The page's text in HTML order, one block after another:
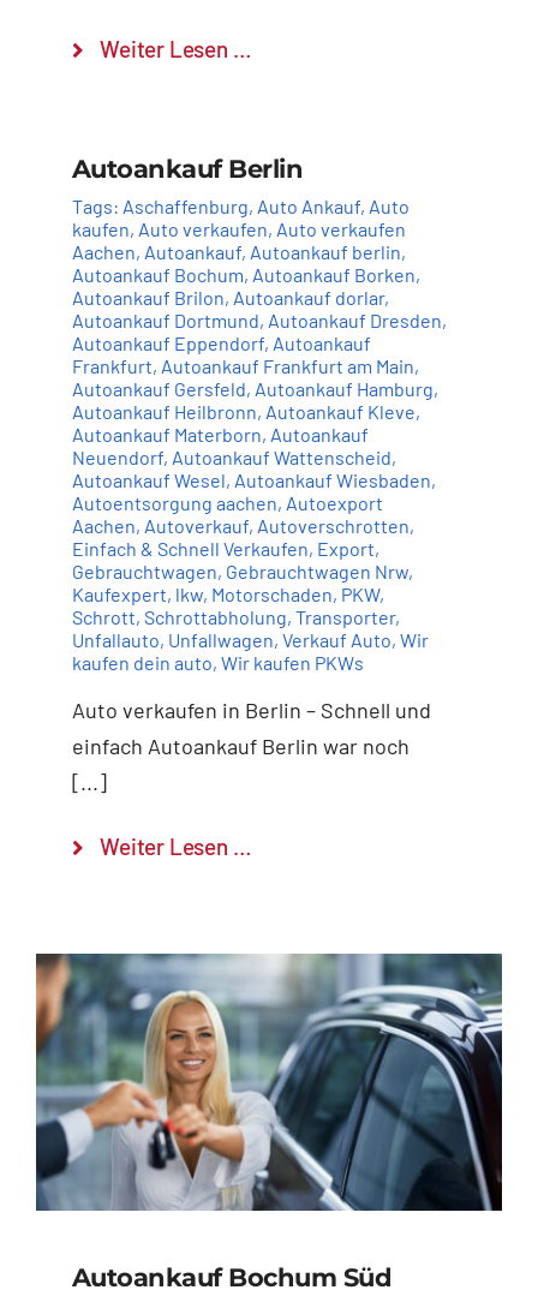
Weiter Lesen …
Autoankauf Berlin
Tags: Aschaffenburg, Auto Ankauf, Auto
kaufen, Auto verkaufen, Auto verkaufen
Aachen, Autoankauf, Autoankauf berlin,
Autoankauf Bochum, Autoankauf Borken,
Autoankauf Brilon, Autoankauf dorlar,
Autoankauf Dortmund, Autoankauf Dresden,
Autoankauf Eppendorf, Autoankauf
Frankfurt, Autoankauf Frankfurt am Main,
Autoankauf Gersfeld, Autoankauf Hamburg,
Autoankauf Heilbronn, Autoankauf Kleve,
Autoankauf Materborn, Autoankauf
Neuendorf, Autoankauf Wattenscheid,
Autoankauf Wesel, Autoankauf Wiesbaden,
Autoentsorgung aachen, Autoexport
Aachen, Autoverkauf, Autoverschrotten,
Einfach & Schnell Verkaufen, Export,
Gebrauchtwagen, Gebrauchtwagen Nrw,
Kaufexpert, lkw, Motorschaden, PKW,
Schrott, Schrottabholung, Transporter,
Unfallauto, Unfallwagen, Verkauf Auto, Wir
kaufen dein auto, Wir kaufen PKWs
Auto verkaufen in Berlin – Schnell und
einfach Autoankauf Berlin war noch
[...]
Weiter Lesen …
Autoankauf Bochum Süd